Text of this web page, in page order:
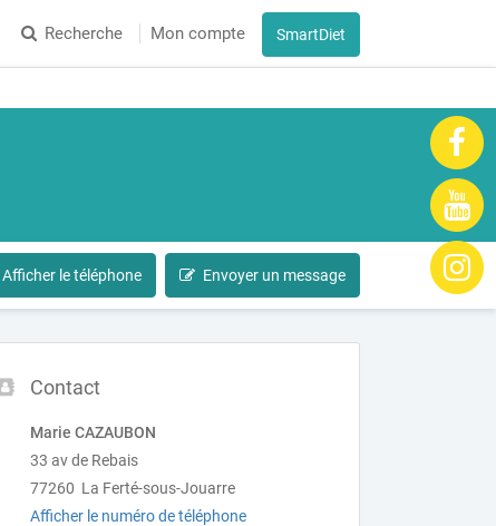
Recherche Mon compte SmartDiet
Afficher le téléphone Envoyer un message
Contact
Marie CAZAUBON
33 av de Rebais
77260 La Ferté-sous-Jouarre
Afficher le numéro de téléphone